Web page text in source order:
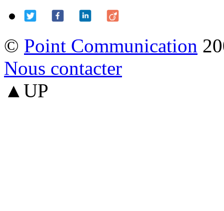
© Point Communication
Nous contacter
▲UP